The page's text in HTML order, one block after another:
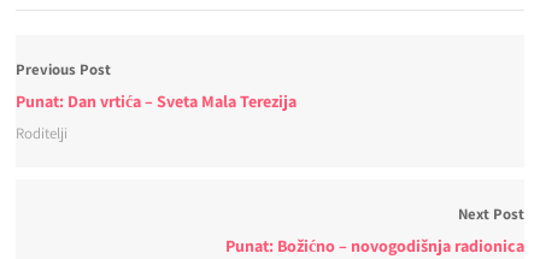
Previous Post
Punat: Dan vrtića – Sveta Mala Terezija
Roditelji
Next Post
Punat: Božićno – novogodišnja radionica